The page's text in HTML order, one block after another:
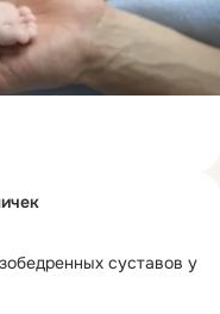
суставов у